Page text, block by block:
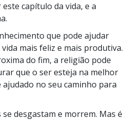
capítulo da vida, e a
que pode ajudar
mais feliz e mais produtiva.
do fim, a religião pode
que o ser esteja na melhor
ajudado no seu caminho para
desgastam e morrem. Mas é